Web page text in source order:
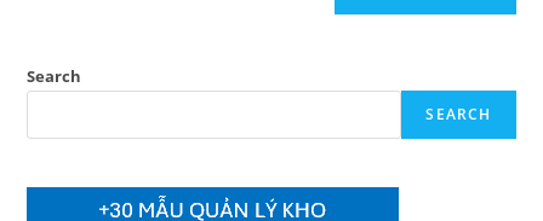
Search
SEARCH